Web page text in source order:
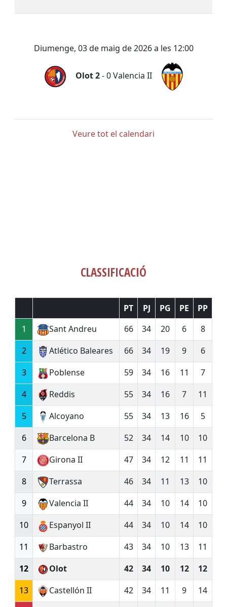
CLASSIFICACIÓ